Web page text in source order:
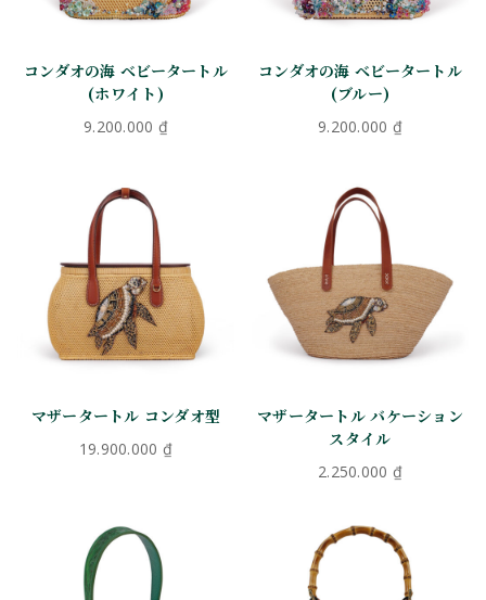
コンダオの海 ベビータートル
(ホワイト)
9.200.000 ₫
コンダオの海 ベビータートル
(ブルー)
9.200.000 ₫
マザータートル コンダオ型
19.900.000 ₫
マザータートル バケーション
スタイル
2.250.000 ₫